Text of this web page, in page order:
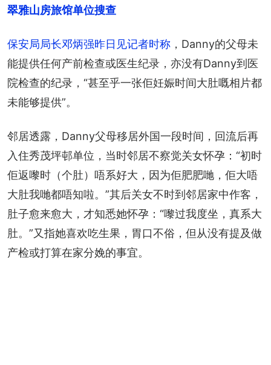
翠雅山房旅馆单位搜查
保安局局长邓炳强昨日见记者时称 ，Danny的父母未
能提供任何产前检查或医生纪录，亦没有Danny到医
院检查的纪录，“甚至乎一张佢妊娠时间大肚嘅相片都
未能够提供”。
邻居透露，Danny父母移居外国一段时间，回流后再
入住秀茂坪邨单位，当时邻居不察觉关女怀孕：“初时
佢返嚟时（个肚）唔系好大，因为佢肥肥哋，佢大唔
大肚我哋都唔知啦。”其后关女不时到邻居家中作客，
肚子愈来愈大，才知悉她怀孕：“嚟过我度坐，真系大
肚。”又指她喜欢吃生果，胃口不俗，但从没有提及做
产检或打算在家分娩的事宜。